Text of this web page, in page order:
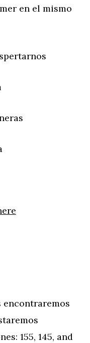
en el mismo
encontraremos
155, 145, and